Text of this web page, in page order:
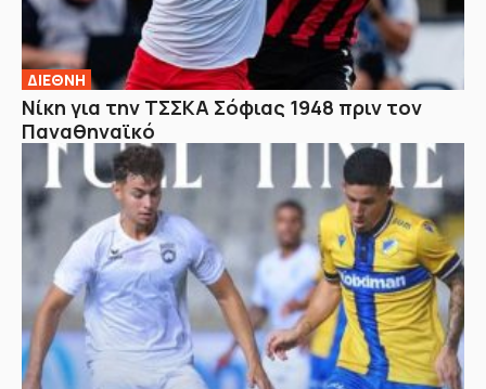
ΔΙΕΘΝΗ
Νίκη για την ΤΣΣΚΑ Σόφιας 1948 πριν τον
Παναθηναϊκό